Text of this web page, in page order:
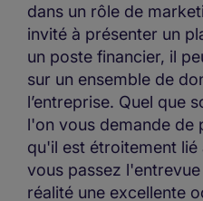
dans un rôle de
invité à présenter un
un poste financier, il
sur un ensemble de
l’entreprise. Quel que
l'on vous demande de
qu'il est étroitement
vous passez
réalité une excellente